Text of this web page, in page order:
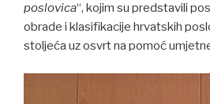
poslovica“, kojim su predstavili
obrade i klasifikacije hrvatskih
stoljeća uz osvrt na pomoć